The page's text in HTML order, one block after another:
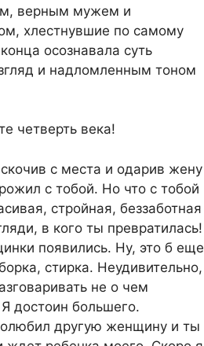
верным мужем и
хлестнувшие по самому
осознавала суть
и надломленным тоном
четверть века!
с места и одарив жену
с тобой. Но что с тобой
стройная, беззаботная
в кого ты превратилась!
появились. Ну, это б еще
стирка. Неудивительно,
не о чем
достоин большего.
другую женщину и ты